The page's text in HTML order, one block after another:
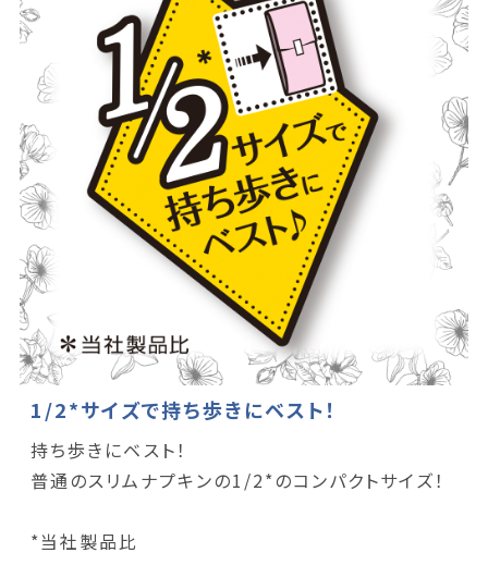
1/2*サイズで持ち歩きにベスト！
持ち歩きにベスト！
普通のスリムナプキンの1/2*のコンパクトサイズ！
*当社製品比